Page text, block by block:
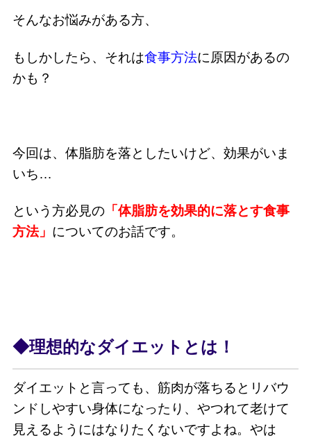
そんなお悩みがある方、
もしかしたら、それは食事方法に原因があるの
かも？
今回は、体脂肪を落としたいけど、効果がいま
いち…
という方必見の「体脂肪を効果的に落とす食事
方法」 についてのお話です。
◆理想的なダイエットとは！
ダイエットと言っても、筋肉が落ちるとリバウ
ンドしやすい身体になったり、やつれて老けて
見えるようにはなりたくないですよね。やは